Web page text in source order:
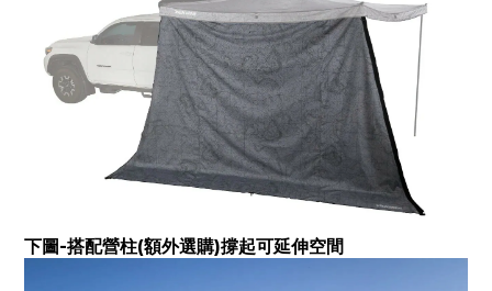
下圖-搭配營柱(額外選購)撐起可延伸空間